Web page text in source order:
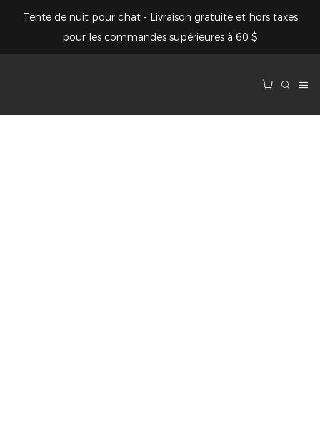
Tente de nuit pour chat - Livraison gratuite et hors taxes
pour les commandes supérieures à 60 $